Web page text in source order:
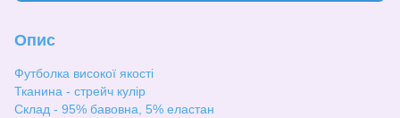
Опис
Футболка високої якості
Тканина - стрейч кулір
Склад - 95% бавовна, 5% еластан